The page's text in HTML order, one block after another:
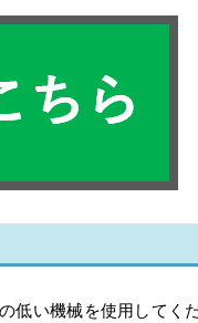
低い機械を使用してく